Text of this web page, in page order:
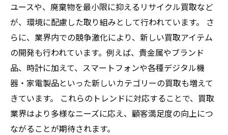
ユースや、廃棄物を最小限に抑えるリサイクル買取など
が、環境に配慮した取り組みとして行われています。 さ
らに、業界内での競争激化により、新しい買取アイテム
の開発も行われています。例えば、貴金属やブランド
品、時計に加えて、スマートフォンや各種デジタル機
器・家電製品といった新しいカテゴリーの買取も増えて
きています。 これらのトレンドに対応することで、買取
業界はより多様なニーズに応え、顧客満足度の向上につ
ながることが期待されます。